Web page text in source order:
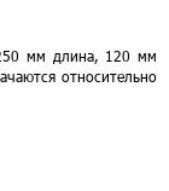
мм длина, 120 мм
относительно